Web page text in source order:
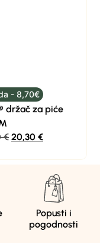
- 8,70€
držač za piće
€ 20,30 €
Popusti i
pogodnosti